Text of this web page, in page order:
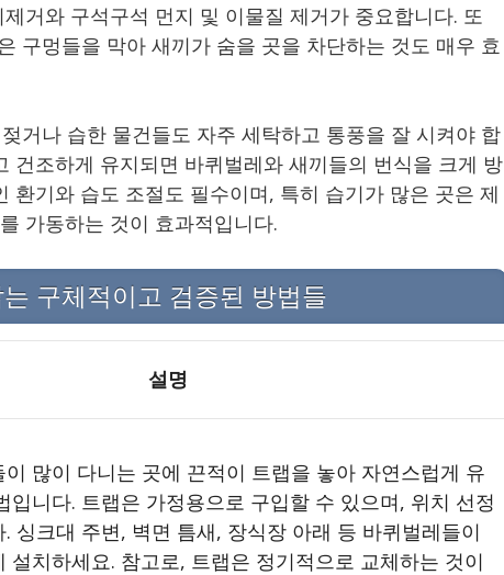
거와 구석구석 먼지 및 이물질 제거가 중요합니다. 또
구멍들을 막아 새끼가 숨을 곳을 차단하는 것도 매우 효
거나 습한 물건들도 자주 세탁하고 통풍을 잘 시켜야 합
건조하게 유지되면 바퀴벌레와 새끼들의 번식을 크게 방
환기와 습도 조절도 필수이며, 특히 습기가 많은 곳은 제
가동하는 것이 효과적입니다.
구체적이고 검증된 방법들
설명
많이 다니는 곳에 끈적이 트랩을 놓아 자연스럽게 유
입니다. 트랩은 가정용으로 구입할 수 있으며, 위치 선정
싱크대 주변, 벽면 틈새, 장식장 아래 등 바퀴벌레들이
설치하세요. 참고로, 트랩은 정기적으로 교체하는 것이